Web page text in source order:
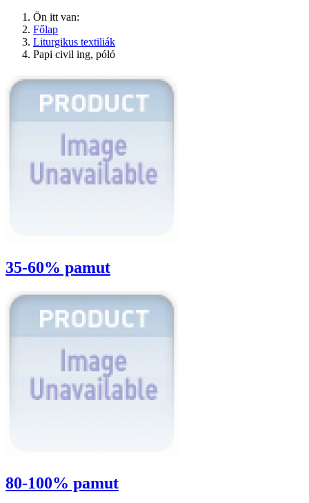
Ön itt van:
Főlap
Liturgikus textiliák
Papi civil ing, póló
35-60% pamut
80-100% pamut